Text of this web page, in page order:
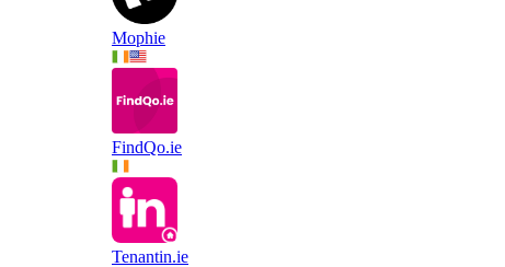
Mophie
FindQo.ie
Tenantin.ie